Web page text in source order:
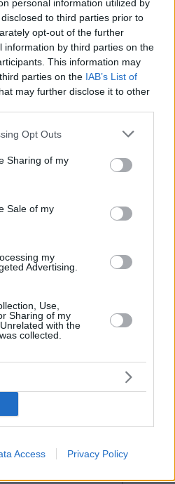
personal information utilized by
to third parties prior to
opt-out of the further
information by third parties on the
This information may
parties on the IAB’s List of
may further disclose it to other
app uses one or more Google
behaviour. You may click to
and its third-party tags to
purposes in below Google
Opt Outs
Sharing of my
Sale of my
my
Advertising.
Use,
Sharing of my
with the
collected.
Access Privacy Policy
comprese le agenzie
avranno accesso al sistema
su crimini e terrorismo. I
sottolineano che il sistema è
protezione dei dati.
ha registrato oltre 52 milioni
la sicurezza. Tuttavia, i
i periodi di punta dei
Ungheria
Required fields are marked*